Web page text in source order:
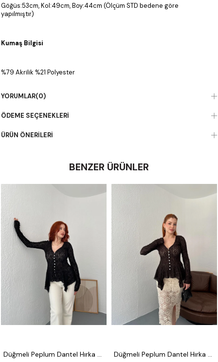
Göğüs:53cm, Kol:49cm, Boy:44cm (Ölçüm STD bedene göre
yapılmıştır)
Kumaş Bilgisi
%79 Akrilik %21 Polyester
YORUMLAR(0)
ÖDEME SEÇENEKLERI
ÜRÜN ÖNERILERI
BENZER ÜRÜNLER
Düğmeli Peplum Dantel Hırka Siyah Düğmeli Peplum Dantel Hırka Koyu kahve